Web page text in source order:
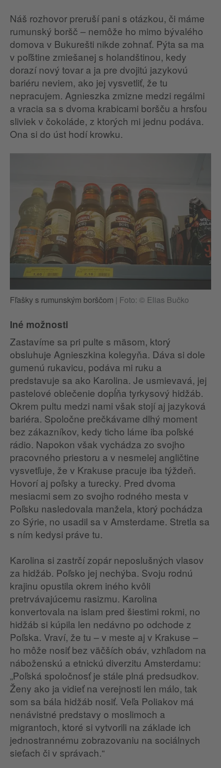
Náš rozhovor preruší pani s otázkou, či máme
rumunský boršč – nemôže ho mimo bývalého
domova v Bukurešti nikde zohnať. Pýta sa ma
v poľštine zmiešanej s holandštinou, kedy
dorazí nový tovar a ja pre dvojitú jazykovú
bariéru neviem, ako jej vysvetliť, že tu
nepracujem. Agnieszka zmizne medzi regálmi
a vracia sa s dvoma krabicami boršču a hrsťou
sliviek v čokoláde, z ktorých mi jednu podáva.
Ona si do úst hodí krowku.
Fľašky s rumunským borščom | Foto: © Elias Bučko
Iné možnosti
Zastavíme sa pri pulte s mäsom, ktorý
obsluhuje Agnieszkina kolegyňa. Dáva si dole
gumenú rukavicu, podáva mi ruku a
predstavuje sa ako Karolina. Je usmievavá, jej
pastelové oblečenie dopĺňa tyrkysový hidžáb.
Okrem pultu medzi nami však stojí aj jazyková
bariéra. Spoločne prečkávame dlhý moment
bez zákazníkov, kedy ticho láme iba poľské
rádio. Napokon však vychádza zo svojho
pracovného priestoru a v nesmelej angličtine
vysvetľuje, že v Krakuse pracuje iba týždeň.
Hovorí aj poľsky a turecky. Pred dvoma
mesiacmi sem zo svojho rodného mesta v
Poľsku nasledovala manžela, ktorý pochádza
zo Sýrie, no usadil sa v Amsterdame. Stretla sa
s ním kedysi práve tu.
Karolina si zastrčí zopár neposlušných vlasov
za hidžáb. Poľsko jej nechýba. Svoju rodnú
krajinu opustila okrem iného kvôli
pretrvávajúcemu rasizmu. Karolina
konvertovala na islam pred šiestimi rokmi, no
hidžáb si kúpila len nedávno po odchode z
Poľska. Vraví, že tu – v meste aj v Krakuse –
ho môže nosiť bez väčších obáv, vzhľadom na
náboženskú a etnickú diverzitu Amsterdamu:
„Poľská spoločnosť je stále plná predsudkov.
Ženy ako ja vidieť na verejnosti len málo, tak
som sa bála hidžáb nosiť. Veľa Poliakov má
nenávistné predstavy o moslimoch a
migrantoch, ktoré si vytvorili na základe ich
jednostrannému zobrazovaniu na sociálnych
sieťach či v správach.“